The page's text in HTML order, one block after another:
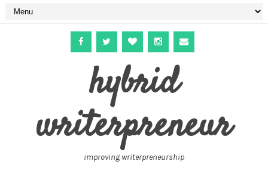
hybrid
writerpreneur
improving writerpreneurship